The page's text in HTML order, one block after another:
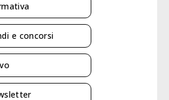
e concorsi